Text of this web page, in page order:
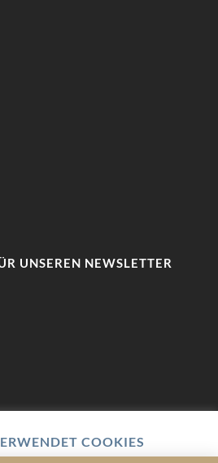
UNSEREN NEWSLETTER
COOKIES